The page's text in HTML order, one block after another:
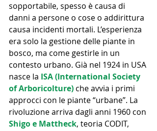
sopportabile, spesso è causa di
danni a persone o cose o addirittura
causa incidenti mortali. L’esperienza
era solo la gestione delle piante in
bosco, ma come gestirle in un
contesto urbano. Già nel 1924 in USA
nasce la ISA (International Society
of Arboricolture) che avvia i primi
approcci con le piante “urbane”. La
rivoluzione arriva dagli anni 1960 con
Shigo e Mattheck, teoria CODIT,